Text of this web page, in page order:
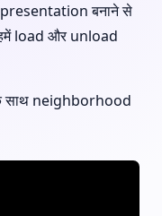
बनाने से
load और unload
साथ neighborhood